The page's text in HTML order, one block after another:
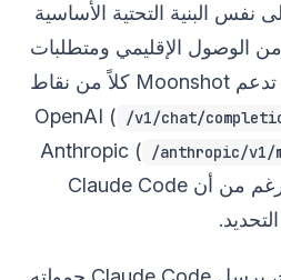
نفس البنية التحتية الأساسية
الوصول الإقليمي ومتطلبات
الامتثال. علاوة على ذلك، تدعم Moonshot كلاً من نقاط
/v1/chat/
/anthropic/v1/
في نفس الوقت، على الرغم من أن Claude Code